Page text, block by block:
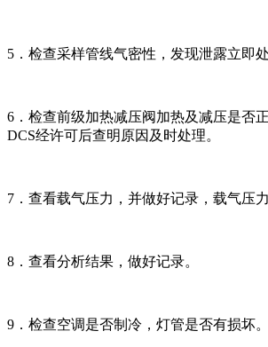
5．检查采样管线气密性，发现泄露立即处
6．检查前级加热减压阀加热及减压是否
DCS经许可后查明原因及时处理。
7．查看载气压力，并做好记录，载气压
8．查看分析结果，做好记录。
9．检查空调是否制冷，灯管是否有损坏。